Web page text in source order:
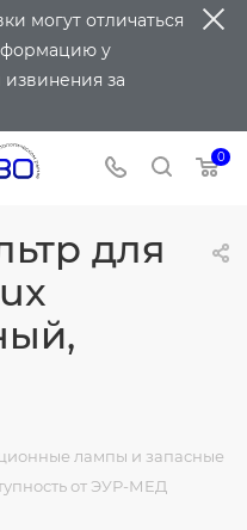
могут отличаться
у
за
0
для
лампы и запасные
от ЭУР-МЕД